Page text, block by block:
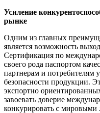
Усиление
рынке
Одним из главных
является возможность
Сертификация по
своего рода паспортом
партнерам и потребителям
безопасности продукции.
экспортно
завоевать доверие
конкурировать с мировыми